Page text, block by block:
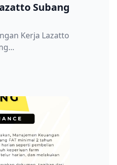
Subang
Kerja Lazatto